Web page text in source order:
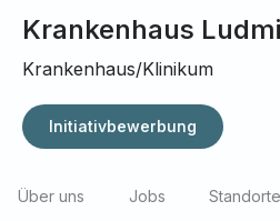
Krankenhaus
Krankenhaus/Klinikum
Initiativbewerbung
Über uns Jobs Standorte